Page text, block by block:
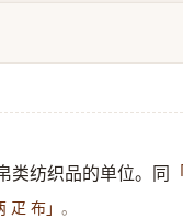
类纺织品的单位。同 「
疋 布」。